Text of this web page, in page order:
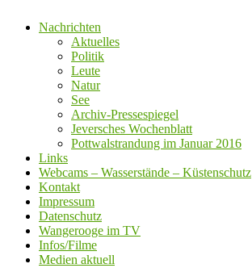
Nachrichten
Aktuelles
Politik
Leute
Natur
See
Archiv-Pressespiegel
Jeversches Wochenblatt
Pottwalstrandung im Januar 2016
Links
Webcams – Wasserstände – Küstenschutz
Kontakt
Impressum
Datenschutz
Wangerooge im TV
Infos/Filme
Medien aktuell